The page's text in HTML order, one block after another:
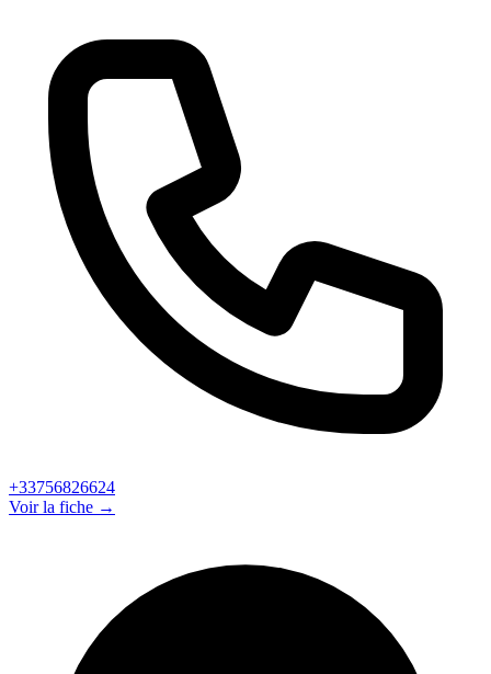
+33756826624
Voir la fiche →